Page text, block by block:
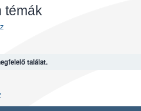
témák
találat.